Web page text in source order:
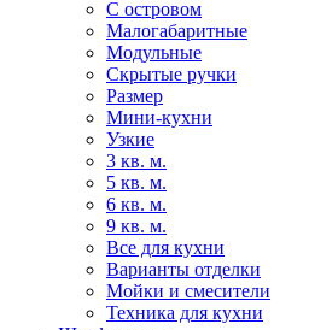
С островом
Малогабаритные
Модульные
Скрытые ручки
Размер
Мини-кухни
Узкие
3 кв. м.
5 кв. м.
6 кв. м.
9 кв. м.
Все для кухни
Варианты отделки
Мойки и смесители
Техника для кухни